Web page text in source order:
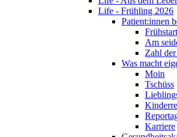
Life - Frühling 2026
Patient:innen
Am
Zahl
Was macht
Moin
Tschüss
Karriere